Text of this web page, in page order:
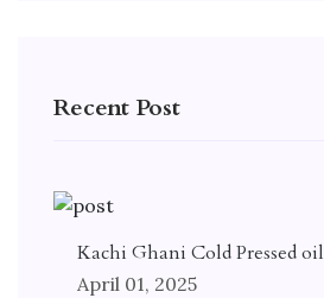
Recent Post
Kachi Ghani Cold Pressed oil
April 01, 2025